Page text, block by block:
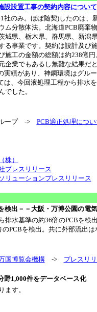
設設置工事の契約内容について
のみ。ほぼ随契)したのは、
ム分散体法。北海道PCB廃棄
城県、栃木県、群馬県、新潟
る事業です。契約は設計及び
施工の金額の総額は約238億
企業でもあるし無難な結果だ
実績があり、神鋼環境はグル
は、今回液処理工程から排水
でした。
ープ -> PCB適正処理につ
株）
プレスリリース
リューションプレスリリース
検出－－大阪・万博公園の電
水基準の約36倍のPCBを検
PCBを検出。共に外部流出
国博覧会機構-> プレスリ
野1,000件をデータベース化
す。